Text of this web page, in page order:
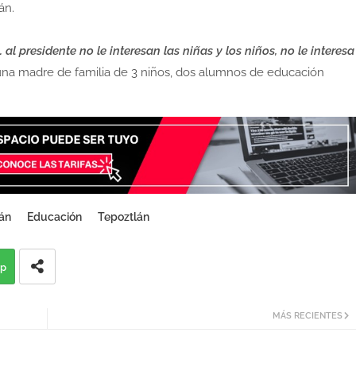
presidente no le interesan las niñas y los niños, no le interesa
madre de familia de 3 niños, dos alumnos de educación
Educación Tepoztlán
MÁS RECIENTES